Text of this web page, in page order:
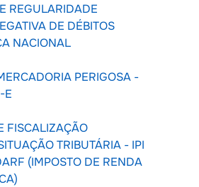
REGULARIDADE
DE DÉBITOS
NACIONAL
PERIGOSA -
E
FISCALIZAÇÃO
TRIBUTÁRIA - IPI
(IMPOSTO DE RENDA